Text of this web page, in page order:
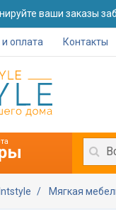
ваши заказы
оплата Контакты
Мягкая